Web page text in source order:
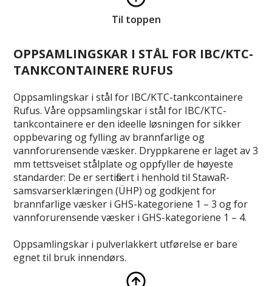
Til toppen
OPPSAMLINGSKAR I STÅL FOR IBC/KTC-
TANKCONTAINERE RUFUS
Oppsamlingskar i stål for IBC/KTC-tankcontainere
Rufus. Våre oppsamlingskar i stål for IBC/KTC-
tankcontainere er den ideelle løsningen for sikker
oppbevaring og fylling av brannfarlige og
vannforurensende væsker. Dryppkarene er laget av 3
mm tettsveiset stålplate og oppfyller de høyeste
standarder: De er sertifisert i henhold til StawaR-
samsvarserklæringen (ÜHP) og godkjent for
brannfarlige væsker i GHS-kategoriene 1 – 3 og for
vannforurensende væsker i GHS-kategoriene 1 – 4.
Oppsamlingskar i pulverlakkert utførelse er bare
egnet til bruk innendørs.